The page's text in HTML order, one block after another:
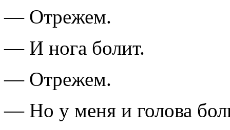
— Отрежем.
— И нога болит.
— Отрежем.
— Но у меня и голова